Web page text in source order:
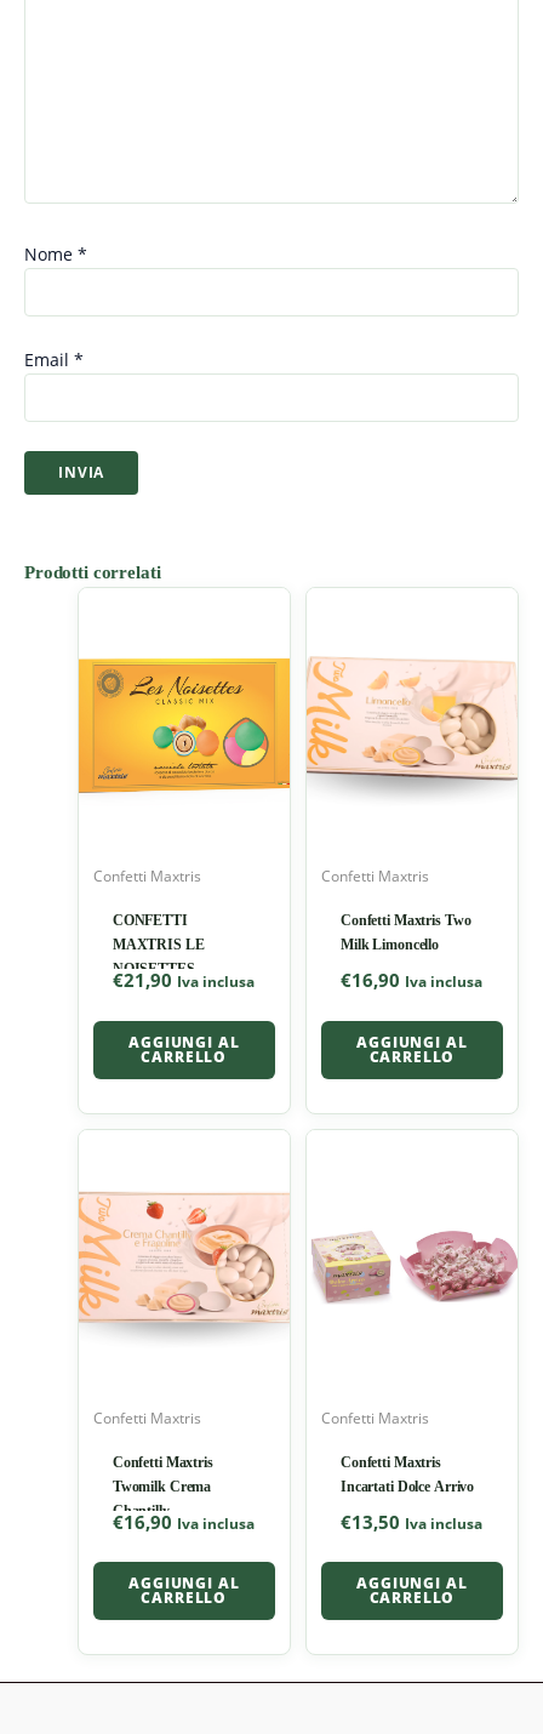
Nome *
Email *
Prodotti correlati
Confetti Maxtris
CONFETTI
MAXTRIS LE
NOISETTES
CLASSIC
€21,90 Iva inclusa
AGGIUNGI AL
CARRELLO
Confetti Maxtris
Confetti Maxtris Two
Milk Limoncello
€16,90 Iva inclusa
AGGIUNGI AL
CARRELLO
Confetti Maxtris
Confetti Maxtris
Twomilk Crema
Chantilly
€16,90 Iva inclusa
AGGIUNGI AL
CARRELLO
Confetti Maxtris
Confetti Maxtris
Incartati Dolce Arrivo
€13,50 Iva inclusa
AGGIUNGI AL
CARRELLO